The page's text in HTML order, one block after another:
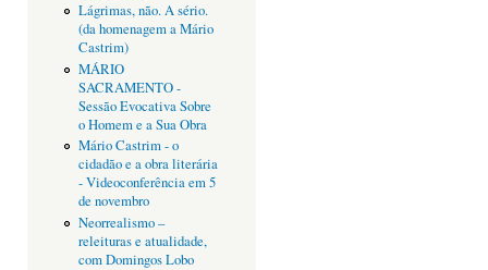
Lágrimas, não. A sério.
(da homenagem a Mário
Castrim)
MÁRIO
SACRAMENTO -
Sessão Evocativa Sobre
o Homem e a Sua Obra
Mário Castrim - o
cidadão e a obra literária
- Videoconferência em 5
de novembro
Neorrealismo –
releituras e atualidade,
com Domingos Lobo